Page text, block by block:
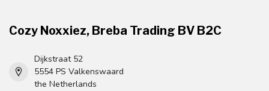
Cozy Noxxiez, Breba Trading BV B2C
Dijkstraat 52
5554 PS Valkenswaard
the Netherlands